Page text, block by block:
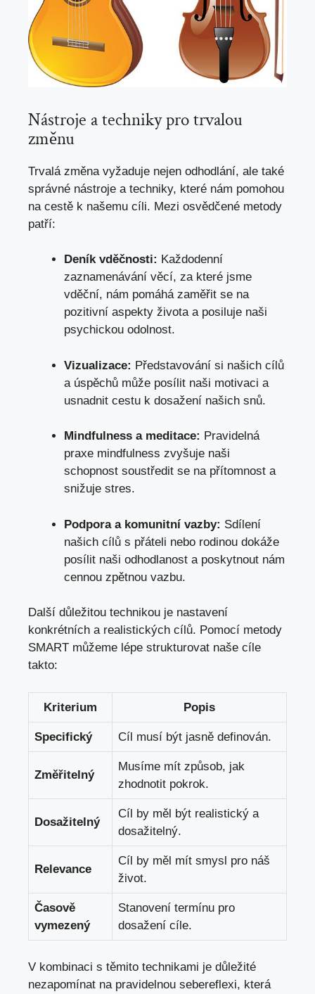
Nástroje a techniky pro trvalou
změnu
Trvalá změna vyžaduje nejen odhodlání, ale také
správné nástroje a techniky, které nám pomohou
na cestě k našemu cíli. Mezi osvědčené metody
patří:
Deník vděčnosti: Každodenní
zaznamenávání věcí, za které jsme
vděční, nám pomáhá zaměřit se na
pozitivní aspekty života a posiluje naši
psychickou odolnost.
Vizualizace: Představování si našich cílů
a úspěchů může posílit naši motivaci a
usnadnit cestu k dosažení našich snů.
Mindfulness a meditace: Pravidelná
praxe mindfulness zvyšuje naši
schopnost soustředit se na přítomnost a
snižuje stres.
Podpora a komunitní vazby: Sdílení
našich cílů s přáteli nebo rodinou dokáže
posílit naši odhodlanost a poskytnout nám
cennou zpětnou vazbu.
Další důležitou technikou je nastavení
konkrétních a realistických cílů. Pomocí metody
SMART můžeme lépe strukturovat naše cíle
takto:
Kriterium Popis
Specifický Cíl musí být jasně definován.
Změřitelný
Musíme mít způsob, jak
zhodnotit pokrok.
Dosažitelný
Cíl by měl být realistický a
dosažitelný.
Relevance
Cíl by měl mít smysl pro náš
život.
Časově
vymezený
Stanovení termínu pro
dosažení cíle.
V kombinaci s těmito technikami je důležité
nezapomínat na pravidelnou sebereflexi, která